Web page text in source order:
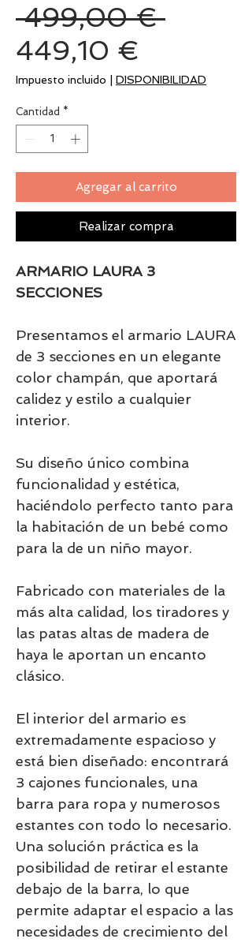
499,00 € Precio
449,10 €
de
Impuesto incluido DISPONIBILIDAD
Cantidad *
Agregar al carrito
Realizar compra
ARMARIO LAURA 3
SECCIONES
Presentamos el armario LAURA
de 3 secciones en un elegante
color champán, que aportará
calidez y estilo a cualquier
interior.
Su diseño único combina
funcionalidad y estética,
haciéndolo perfecto tanto para
la habitación de un bebé como
para la de un niño mayor.
Fabricado con materiales de la
más alta calidad, los tiradores y
las patas altas de madera de
haya le aportan un encanto
clásico.
El interior del armario es
extremadamente espacioso y
está bien diseñado: encontrará
3 cajones funcionales, una
barra para ropa y numerosos
estantes con todo lo necesario.
Una solución práctica es la
posibilidad de retirar el estante
debajo de la barra, lo que
permite adaptar el espacio a las
necesidades de crecimiento del